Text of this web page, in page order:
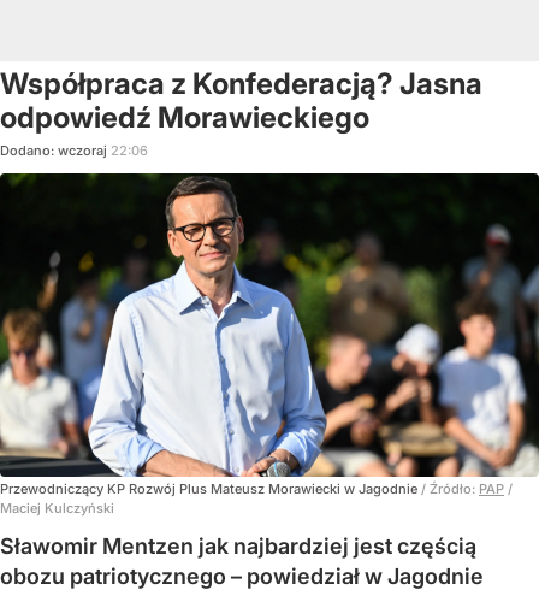
Współpraca z Konfederacją? Jasna
odpowiedź Morawieckiego
Dodano: wczoraj 22:06
Przewodniczący KP Rozwój Plus Mateusz Morawiecki w Jagodnie / Źródło: PAP /
Maciej Kulczyński
Sławomir Mentzen jak najbardziej jest częścią
obozu patriotycznego – powiedział w Jagodnie